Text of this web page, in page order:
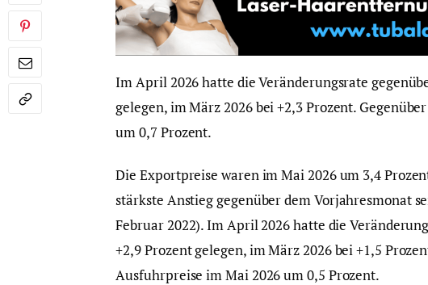
Im April 2026 hatte die Veränderungsrate
gelegen, im März 2026 bei +2,3 Prozent.
um 0,7 Prozent.
Die Exportpreise waren im Mai 2026 um 3,4
stärkste Anstieg gegenüber dem Vorjahresmonat
Februar 2022). Im April 2026 hatte die
+2,9 Prozent gelegen, im März 2026 bei +1,5
Ausfuhrpreise im Mai 2026 um 0,5 Prozent.